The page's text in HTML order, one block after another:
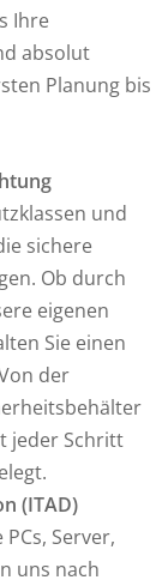
Ihre
absolut
Planung bis
und
sichere
Ob durch
eigenen
Sie einen
der
jeder Schritt
(ITAD)
Server,
uns nach